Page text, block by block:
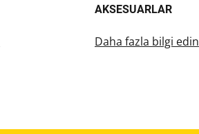
AKSESUARLAR
Daha fazla bilgi edin